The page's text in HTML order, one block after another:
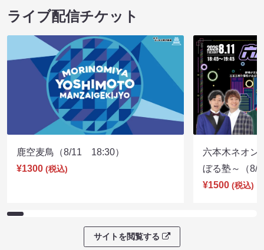
ライブ配信チケット
鹿空麦鳥（8/11 18:30）
¥1300 (税込)
六本木ネオン
ぼる塾～（
¥1500 (税込)
サイトを閲覧する